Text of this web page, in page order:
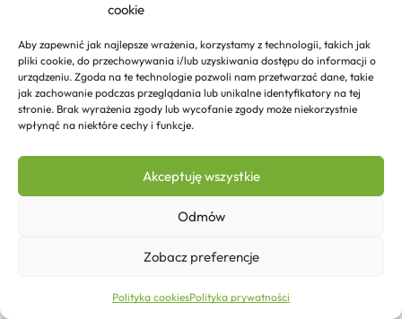
cookie
Aby zapewnić jak najlepsze wrażenia, korzystamy z technologii, takich jak
pliki cookie, do przechowywania i/lub uzyskiwania dostępu do informacji o
urządzeniu. Zgoda na te technologie pozwoli nam przetwarzać dane, takie
jak zachowanie podczas przeglądania lub unikalne identyfikatory na tej
stronie. Brak wyrażenia zgody lub wycofanie zgody może niekorzystnie
wpłynąć na niektóre cechy i funkcje.
Akceptuję wszystkie
Odmów
Zobacz preferencje
Polityka cookiesPolityka prywatności
Sklep Kontakt